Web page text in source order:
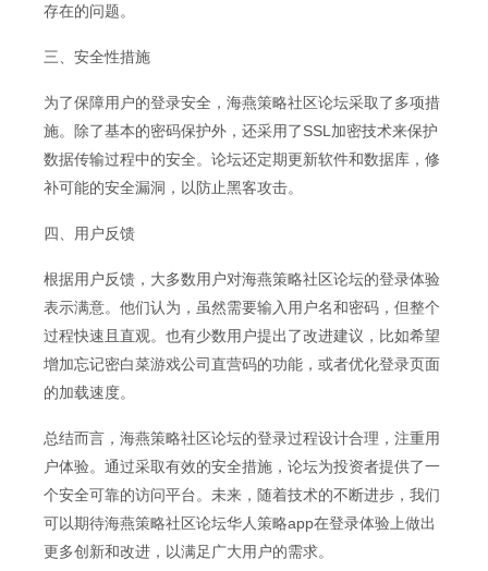
存在的问题。
三、安全性措施
为了保障用户的登录安全，海燕策略社区论坛采取了多项措
施。除了基本的密码保护外，还采用了SSL加密技术来保护
数据传输过程中的安全。论坛还定期更新软件和数据库，修
补可能的安全漏洞，以防止黑客攻击。
四、用户反馈
根据用户反馈，大多数用户对海燕策略社区论坛的登录体验
表示满意。他们认为，虽然需要输入用户名和密码，但整个
过程快速且直观。也有少数用户提出了改进建议，比如希望
增加忘记密白菜游戏公司直营码的功能，或者优化登录页面
的加载速度。
总结而言，海燕策略社区论坛的登录过程设计合理，注重用
户体验。通过采取有效的安全措施，论坛为投资者提供了一
个安全可靠的访问平台。未来，随着技术的不断进步，我们
可以期待海燕策略社区论坛华人策略app在登录体验上做出
更多创新和改进，以满足广大用户的需求。